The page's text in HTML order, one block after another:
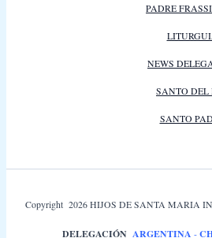
PADRE
NEWS
SANTO DEL
SANTO
Copyright 2026 HIJOS DE SANTA MARIA
DELEGACIÓN ARGENTINA -